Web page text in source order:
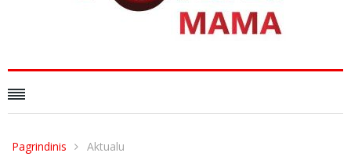
Pagrindinis Aktualu